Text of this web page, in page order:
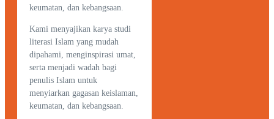
keumatan, dan kebangsaan.
Kami menyajikan karya studi
literasi Islam yang mudah
dipahami, menginspirasi umat,
serta menjadi wadah bagi
penulis Islam untuk
menyiarkan gagasan keislaman,
keumatan, dan kebangsaan.